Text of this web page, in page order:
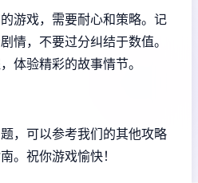
游戏，需要耐心和策略。记
情，不要过分纠结于数值。
体验精彩的故事情节。
，可以参考我们的其他攻略
。祝你游戏愉快！